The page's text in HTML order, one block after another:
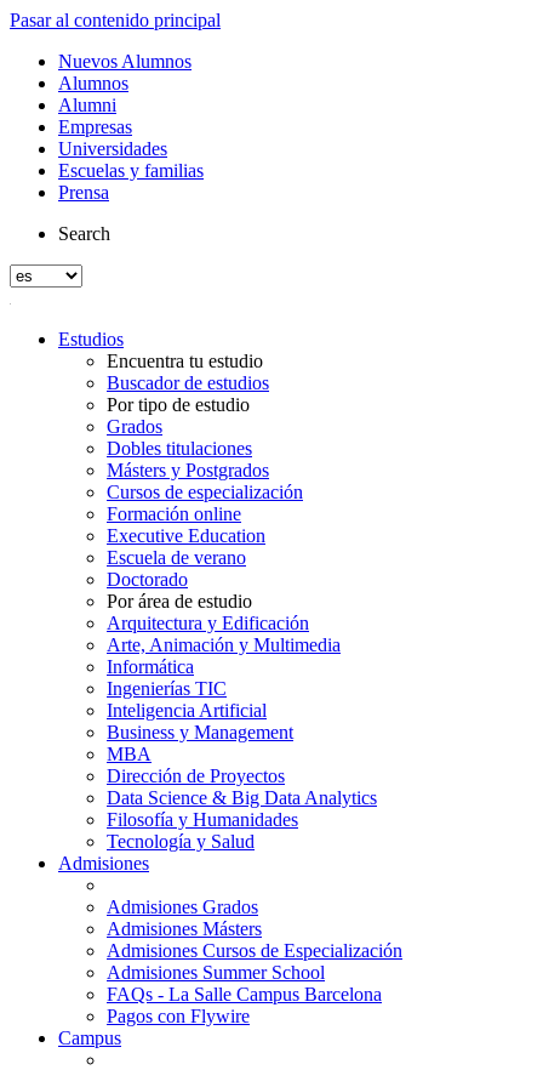
Pasar al contenido principal
Nuevos Alumnos
Alumnos
Alumni
Empresas
Universidades
Escuelas y familias
Prensa
Search
Estudios
Encuentra tu estudio
Buscador de estudios
Por tipo de estudio
Grados
Dobles titulaciones
Másters y Postgrados
Cursos de especialización
Formación online
Executive Education
Escuela de verano
Doctorado
Por área de estudio
Arquitectura y Edificación
Arte, Animación y Multimedia
Informática
Ingenierías TIC
Inteligencia Artificial
Business y Management
MBA
Dirección de Proyectos
Data Science & Big Data Analytics
Filosofía y Humanidades
Tecnología y Salud
Admisiones
Admisiones Grados
Admisiones Másters
Admisiones Cursos de Especialización
Admisiones Summer School
FAQs - La Salle Campus Barcelona
Pagos con Flywire
Campus